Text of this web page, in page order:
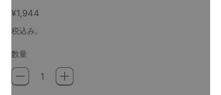
通常価格
¥1,944
税込み。
数量